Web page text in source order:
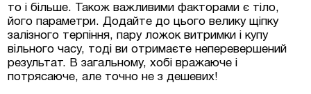
то і більше. Також важливими факторами є тіло,
його параметри. Додайте до цього велику щіпку
залізного терпіння, пару ложок витримки і купу
вільного часу, тоді ви отримаєте неперевершений
результат. В загальному, хобі вражаюче і
потрясаюче, але точно не з дешевих!